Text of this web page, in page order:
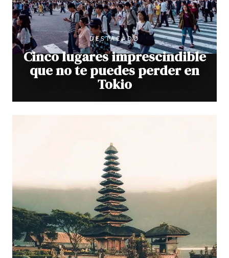
DESTACADO
Cinco lugares imprescindible
que no te puedes perder en
Tokio